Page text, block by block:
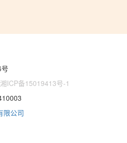
ICP备15019413号-1
限公司